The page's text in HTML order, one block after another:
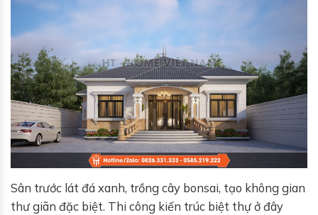
Sân trước lát đá xanh, trồng cây bonsai, tạo không gian
thư giãn đặc biệt. Thi công kiến trúc biệt thự ở đây